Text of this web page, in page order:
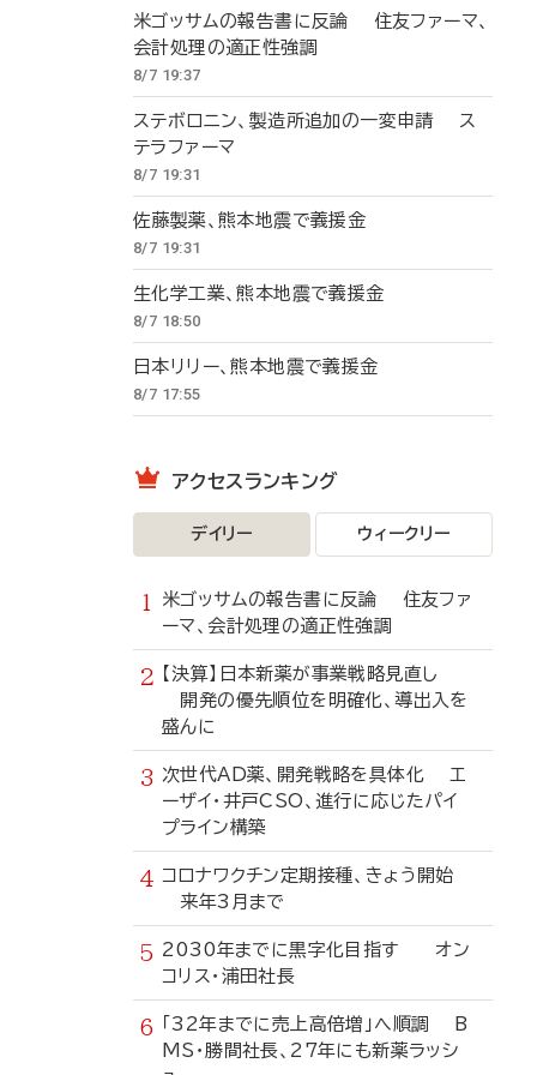
米ゴッサムの報告書に反論 住友ファーマ、
会計処理の適正性強調
8/7 19:37
ステボロニン、製造所追加の一変申請 ス
テラファーマ
8/7 19:31
佐藤製薬、熊本地震で義援金
8/7 19:31
生化学工業、熊本地震で義援金
8/7 18:50
日本リリー、熊本地震で義援金
8/7 17:55
アクセスランキング
デイリー ウィークリー
米ゴッサムの報告書に反論 住友ファ
ーマ、会計処理の適正性強調
【決算】日本新薬が事業戦略見直し
開発の優先順位を明確化、導出入を
盛んに
次世代AD薬、開発戦略を具体化 エ
ーザイ・井戸CSO、進行に応じたパイ
プライン構築
コロナワクチン定期接種、きょう開始
来年3月まで
2030年までに黒字化目指す オン
コリス・浦田社長
「32年までに売上高倍増」へ順調 B
MS・勝間社長、27年にも新薬ラッシ